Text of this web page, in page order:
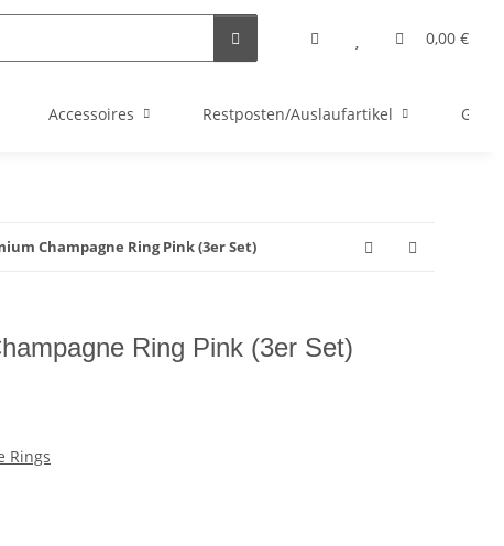
0,00 €
Accessoires Restposten/Auslaufartikel
Champagne Ring Pink (3er Set)
Ring Pink (3er Set)
Rings